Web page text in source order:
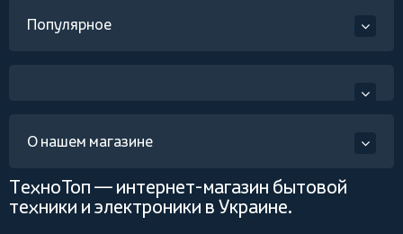
Популярное
О нашем магазине
ТехноТоп — интернет-магазин бытовой
техники и электроники в Украине.